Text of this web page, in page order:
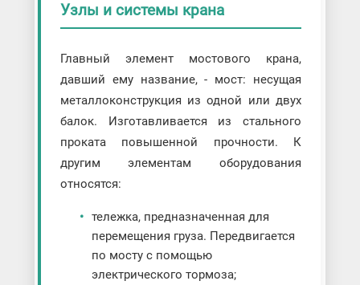
Узлы и системы крана
Главный элемент мостового крана,
давший ему название, - мост: несущая
металлоконструкция из одной или двух
балок. Изготавливается из стального
проката повышенной прочности. К
другим элементам оборудования
относятся:
тележка, предназначенная для
перемещения груза. Передвигается
по мосту с помощью
электрического тормоза;